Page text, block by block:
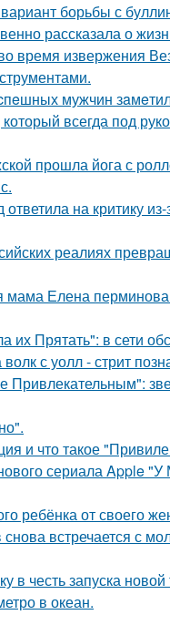
борьбы с
рассказала о
время извержения
мужчин
всегда под
прошла йога с
на критику
реалиях
Елена перминова
Прятать": в сети
с уолл - стрит
и что такое
сериала Apple
ребёнка от своего
встречается с
в честь запуска
в океан.